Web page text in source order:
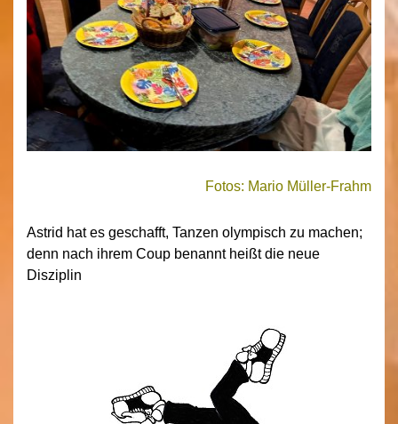
Fotos: Mario Müller-Frahm
Astrid hat es geschafft, Tanzen olympisch zu machen;
denn nach ihrem Coup benannt heißt die neue
Disziplin